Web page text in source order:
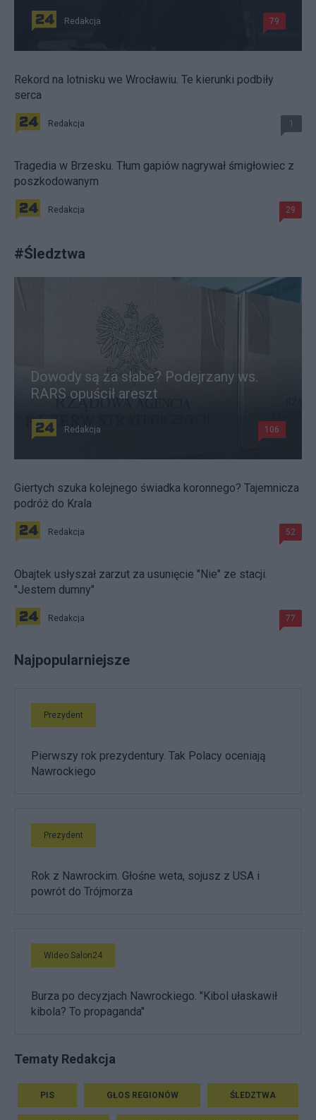
Redakcja 79
Rekord na lotnisku we Wrocławiu. Te kierunki podbiły
serca
Redakcja 1
Tragedia w Brzesku. Tłum gapiów nagrywał śmigłowiec z
poszkodowanym
Redakcja 29
#Śledztwa
Dowody są za słabe? Podejrzany ws.
RARS opuścił areszt
Redakcja 106
Giertych szuka kolejnego świadka koronnego? Tajemnicza
podróż do Krala
Redakcja 52
Obajtek usłyszał zarzut za usunięcie "Nie" ze stacji.
"Jestem dumny"
Redakcja 77
Najpopularniejsze
Prezydent
Pierwszy rok prezydentury. Tak Polacy oceniają
Nawrockiego
Prezydent
Rok z Nawrockim. Głośne weta, sojusz z USA i
powrót do Trójmorza
Wideo Salon24
Burza po decyzjach Nawrockiego. "Kibol ułaskawił
kibola? To propaganda"
Tematy Redakcja
PIS GŁOS REGIONÓW ŚLEDZTWA